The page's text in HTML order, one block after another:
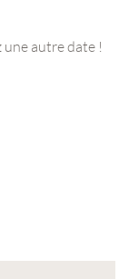
une autre date !